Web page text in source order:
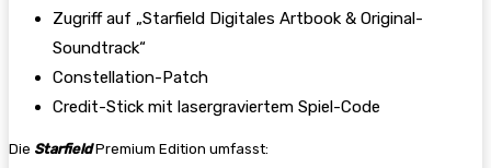
Zugriff auf „Starfield Digitales Artbook & Original-
Soundtrack“
Constellation-Patch
Credit-Stick mit lasergraviertem Spiel-Code
Die StarfieldPremium Edition umfasst: